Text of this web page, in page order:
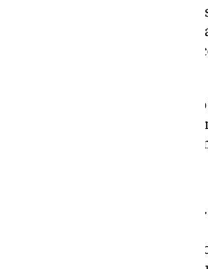
El maestro de La Puebla del
Ventas por segunda vez en su
de junio, en la corrida de
Con el traje de luces
la vuelta al ruedo antes de
Los aficionados le
Una carrera
La trayectoria profesional de